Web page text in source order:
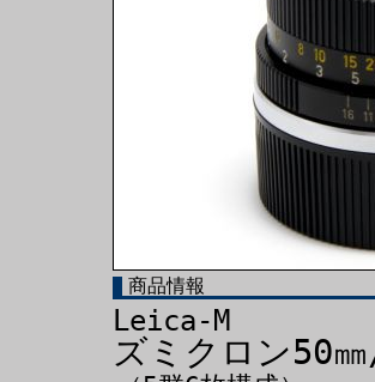
商品情報
Leica-M
ズミクロン50